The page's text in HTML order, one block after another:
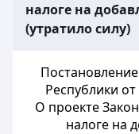
налоге на
(утратило силу)
Республики
О проекте
налоге на